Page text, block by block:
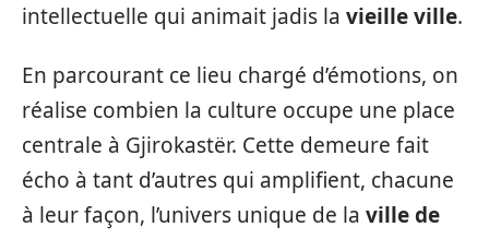
intellectuelle qui animait jadis la vieille ville.
En parcourant ce lieu chargé d’émotions, on
réalise combien la culture occupe une place
centrale à Gjirokastër. Cette demeure fait
écho à tant d’autres qui amplifient, chacune
à leur façon, l’univers unique de la ville de